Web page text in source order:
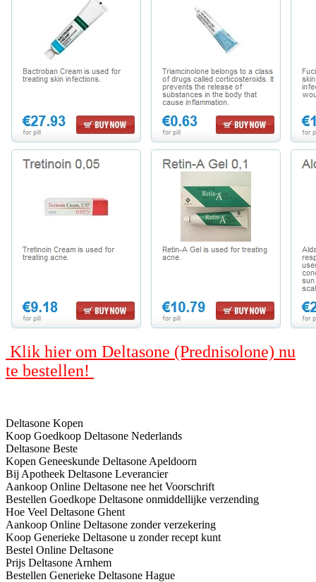
Klik hier om Deltasone (Prednisolone) nu
te bestellen!
Deltasone Kopen
Koop Goedkoop Deltasone Nederlands
Deltasone Beste
Kopen Geneeskunde Deltasone Apeldoorn
Bij Apotheek Deltasone Leverancier
Aankoop Online Deltasone nee het Voorschrift
Bestellen Goedkope Deltasone onmiddellijke verzending
Hoe Veel Deltasone Ghent
Aankoop Online Deltasone zonder verzekering
Koop Generieke Deltasone u zonder recept kunt
Bestel Online Deltasone
Prijs Deltasone Arnhem
Bestellen Generieke Deltasone Hague